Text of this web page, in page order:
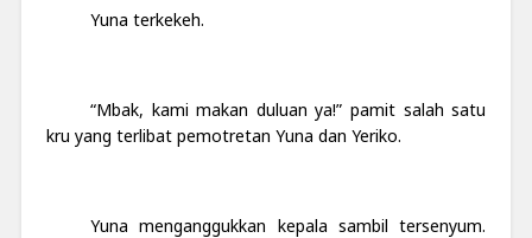
Yuna terkekeh.
“Mbak, kami makan duluan ya!” pamit salah satu
kru yang terlibat pemotretan Yuna dan Yeriko.
Yuna menganggukkan kepala sambil tersenyum.